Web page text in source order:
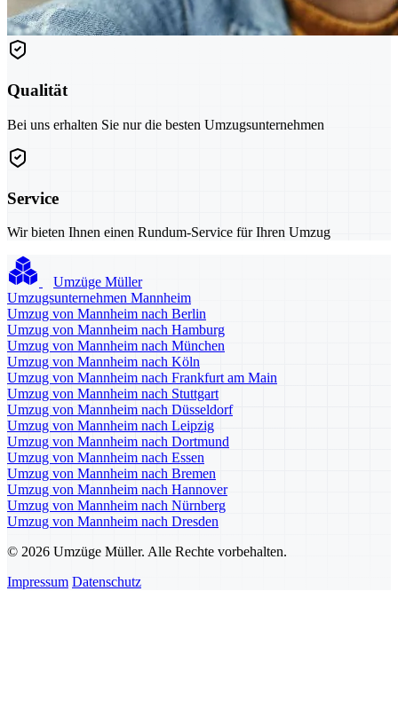
Qualität
Bei uns erhalten Sie nur die besten Umzugsunternehmen
Service
Wir bieten Ihnen einen Rundum-Service für Ihren Umzug
Umzüge Müller
Umzugsunternehmen Mannheim
Umzug von Mannheim nach Berlin
Umzug von Mannheim nach Hamburg
Umzug von Mannheim nach München
Umzug von Mannheim nach Köln
Umzug von Mannheim nach Frankfurt am Main
Umzug von Mannheim nach Stuttgart
Umzug von Mannheim nach Düsseldorf
Umzug von Mannheim nach Leipzig
Umzug von Mannheim nach Dortmund
Umzug von Mannheim nach Essen
Umzug von Mannheim nach Bremen
Umzug von Mannheim nach Hannover
Umzug von Mannheim nach Nürnberg
Umzug von Mannheim nach Dresden
© 2026 Umzüge Müller. Alle Rechte vorbehalten.
Impressum Datenschutz